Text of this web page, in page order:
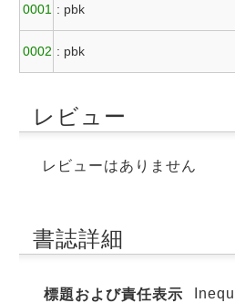
0001 : pbk
0002 : pbk
レビュー
レビューはありません
書誌詳細
標題および責任表示